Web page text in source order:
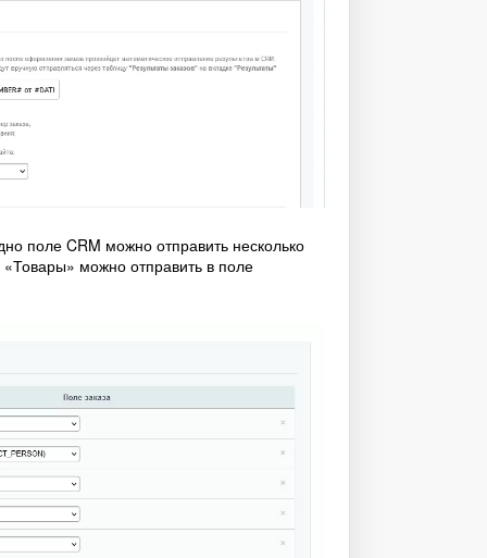
поле CRM можно отправить несколько
можно отправить в поле